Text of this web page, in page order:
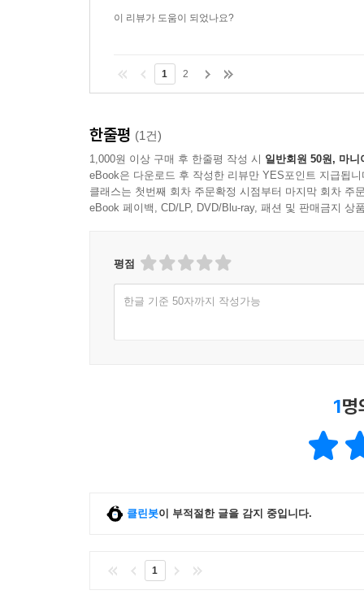
이 리뷰가 도움이 되었나요?
1 2
한줄평 (1건)
1,000원 이상 구매 후 한줄평 작성 시 일반회원 50원, 마니
eBook은 다운로드 후 작성한 리뷰만 YES포인트 지급됩니
클래스는 첫번째 회차 주문확정 시점부터 마지막 회차 주
eBook 페이백, CD/LP, DVD/Blu-ray, 패션 및 판매금지 상
평점
한글 기준 50자까지 작성가능
1명
클린봇이 부적절한 글을 감지 중입니다.
1